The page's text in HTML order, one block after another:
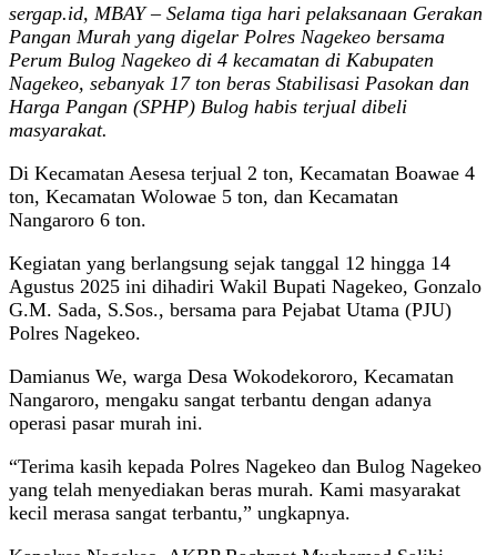
sergap.id, MBAY – Selama tiga hari pelaksanaan Gerakan
Pangan Murah yang digelar Polres Nagekeo bersama
Perum Bulog Nagekeo di 4 kecamatan di Kabupaten
Nagekeo, sebanyak 17 ton beras Stabilisasi Pasokan dan
Harga Pangan (SPHP) Bulog habis terjual dibeli
masyarakat.
Di Kecamatan Aesesa terjual 2 ton, Kecamatan Boawae 4
ton, Kecamatan Wolowae 5 ton, dan Kecamatan
Nangaroro 6 ton.
Kegiatan yang berlangsung sejak tanggal 12 hingga 14
Agustus 2025 ini dihadiri Wakil Bupati Nagekeo, Gonzalo
G.M. Sada, S.Sos., bersama para Pejabat Utama (PJU)
Polres Nagekeo.
Damianus We, warga Desa Wokodekororo, Kecamatan
Nangaroro, mengaku sangat terbantu dengan adanya
operasi pasar murah ini.
“Terima kasih kepada Polres Nagekeo dan Bulog Nagekeo
yang telah menyediakan beras murah. Kami masyarakat
kecil merasa sangat terbantu,” ungkapnya.